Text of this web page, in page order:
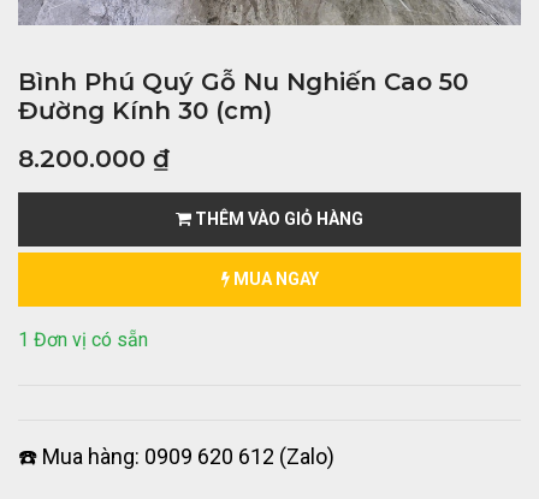
Bình Phú Quý Gỗ Nu Nghiến Cao 50
Đường Kính 30 (cm)
8.200.000 ₫
THÊM VÀO GIỎ HÀNG
MUA NGAY
1 Đơn vị có sẵn
☎️ Mua hàng: 0909 620 612 (Zalo)